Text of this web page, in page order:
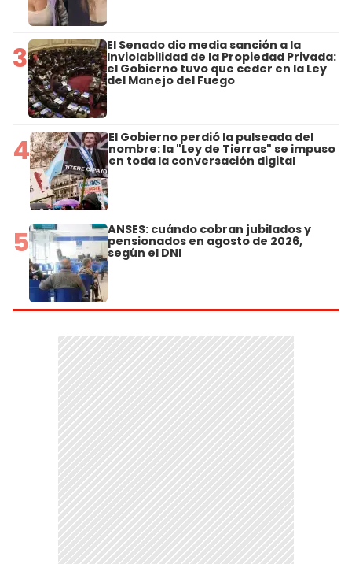
3 El Senado dio media sanción a la
Inviolabilidad de la Propiedad Privada:
el Gobierno tuvo que ceder en la Ley
del Manejo del Fuego
4 El Gobierno perdió la pulseada del
nombre: la "Ley de Tierras" se impuso
en toda la conversación digital
5 ANSES: cuándo cobran jubilados y
pensionados en agosto de 2026,
según el DNI